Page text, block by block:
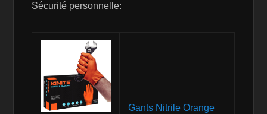
Sécurité personnelle:
Gants Nitrile Orange